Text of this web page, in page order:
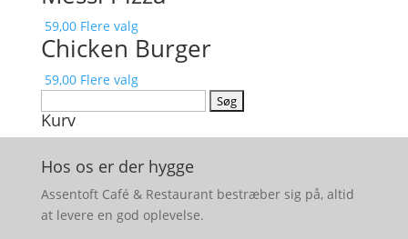
59,00 Flere valg
Chicken Burger
59,00 Flere valg
efter:
Kurv
Hos os er der hygge
Assentoft Café & Restaurant bestræber sig på, altid
at levere en god oplevelse.